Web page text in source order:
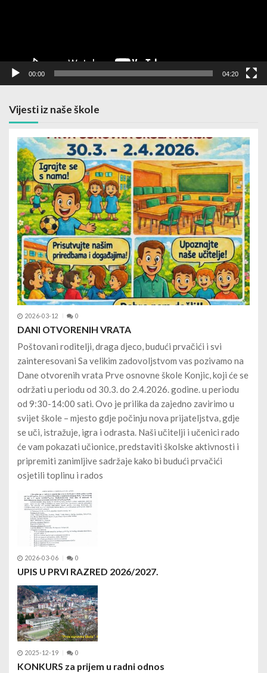
00:00 04:20
Vijesti iz naše škole
2026-03-12 0
DANI OTVORENIH VRATA
Poštovani roditelji, draga djeco, budući prvačići i svi
zainteresovani Sa velikim zadovoljstvom vas pozivamo na
Dane otvorenih vrata Prve osnovne škole Konjic, koji će se
održati u periodu od 30.3. do 2.4.2026. godine. u periodu
od 9:30-14:00 sati. Ovo je prilika da zajedno zavirimo u
svijet škole – mjesto gdje počinju nova prijateljstva, gdje
se uči, istražuje, igra i odrasta. Naši učitelji i učenici rado
će vam pokazati učionice, predstaviti školske aktivnosti i
pripremiti zanimljive sadržaje kako bi budući prvačići
osjetili toplinu i rados
2026-03-06 0
UPIS U PRVI RAZRED 2026/2027.
2025-12-19 0
KONKURS za prijem u radni odnos